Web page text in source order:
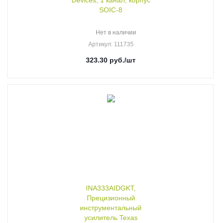
SOIC-8
Нет в наличии
Артикул: 111735
323.30 руб./шт
INA333AIDGKT,
Прецизионный
инструментальный
усилитель Texas